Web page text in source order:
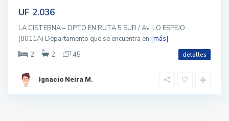
UF 2.036
LA CISTERNA – DPTO EN RUTA 5 SUR / Av. LO ESPEJO
(8011A) Departamento que se encuentra en [más]
2
2 45 detalles
Ignacio Neira M.